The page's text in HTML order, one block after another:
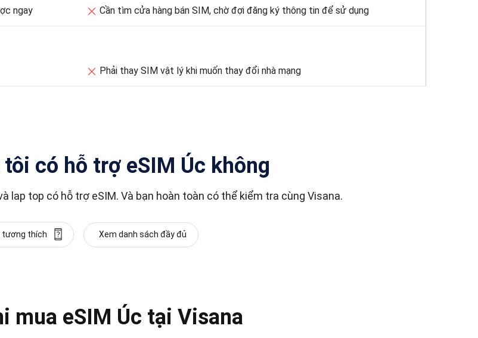
ngay Cần tìm cửa hàng bán SIM, chờ đợi đăng ký thông tin để sử dụng
Phải thay SIM vật lý khi muốn thay đổi nhà mạng
có hỗ trợ eSIM Úc không
lap top có hỗ trợ eSIM. Và bạn hoàn toàn có thể kiểm tra cùng Visana.
tương thích Xem danh sách đầy đủ
mua eSIM Úc tại Visana